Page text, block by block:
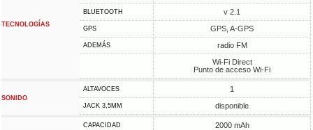
TECNOLOGÍAS
BLUETOOTH v 2.1
GPS GPS, A-GPS
ADEMÁS
radio FM
Wi-Fi Direct
Punto de acceso Wi-Fi
SONIDO
ALTAVOCES 1
JACK 3,5MM disponible
CAPACIDAD 2000 mAh